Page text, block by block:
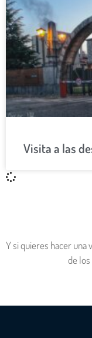
Visita a las
Y si quieres hacer una
de los